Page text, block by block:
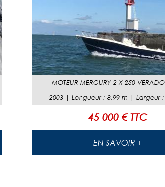
MOTEUR MERCURY 2 X 250 VERADO
2003| Longueur: 8.99m | Largeur:
45 000 € TTC
EN SAVOIR +